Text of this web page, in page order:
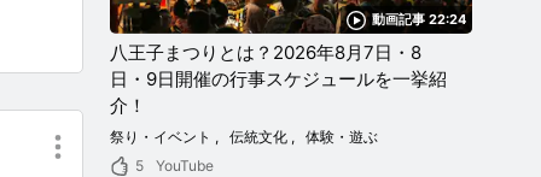
動画記事 22:24
八王子まつりとは？2026年8月7日・8
日・9日開催の行事スケジュールを一挙紹
介！
祭り・イベント 伝統文化
体験・遊ぶ
5
YouTube